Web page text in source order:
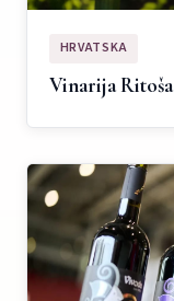
HRVATSKA
Vinarija Ritoša